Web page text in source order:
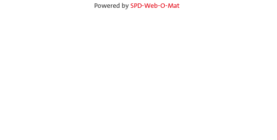
Powered bySPD-Web-O-Mat